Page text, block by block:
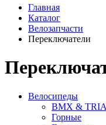
Главная
Каталог
Велозапчасти
Переключатели
Велосипеды
BMX &
Горные